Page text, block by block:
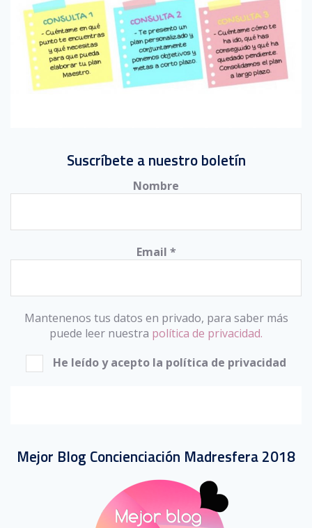
Suscríbete a nuestro boletín
Nombre
Email *
Mantenenos tus datos en privado, para saber más
puede leer nuestra política de privacidad.
He leído y acepto la política de privacidad
Mejor Blog Concienciación Madresfera 2018